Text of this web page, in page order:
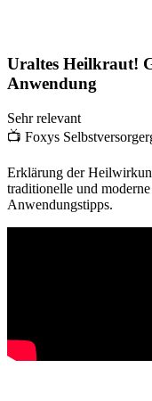
Uraltes Heilkraut!
Anwendung
Sehr relevant
📺 Foxys
Erklärung der
traditionelle und
Anwendungstipps.